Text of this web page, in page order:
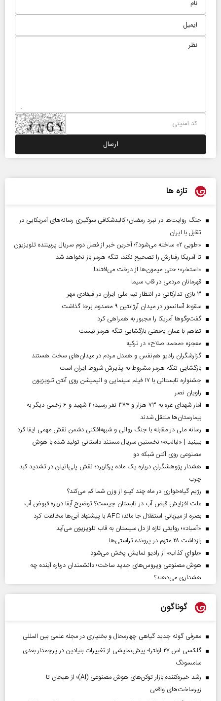
تازه ها
جنگ روایت‌ها در نبرد رمضان؛ کالبدشکافی سوگیری رسانه‌های آمریکایی در
تقابل با ایران
«طوبی ۲» ساخته می‌شود؟؛ آخرین خبر از فصل دوم سریال پربیننده تلویزیون
تا آمریکا رفتارش را تصحیح نکند، تنگه هرمز باز نخواهد شد
«استخر»‌‌؛ حتی میمون‌ها از درخت می‌افتند!
قهرمانان مردمی در قاب سیما
۳ بازی تدارکاتی در انتظار تیم ملی ایران در فیفادی مهر
سقوط آسانسور در میدان آرژانتین ۹ مصدوم برجا گذاشت
گفت‌وگوها آمریکا را مجبور به همراهی کرد
تفاهم با عمان به‌معنی بازگشایی تنگه هرمز نیست
معجزه «محمد صلاح» در ترکیه
گزارشگران رادیو هم‌نفس و همدل مردم در میدان‌های سخت هستند
بازگشایی تنگه هرمز مشروط به پذیرش شروط ایران است
جشنواره تابستانی با ۱۷ فیلم سینمایی و انیمیشن روی آنتن تلویزیون
راویان نصر
آمار شهدای غزه به ۷۳ هزار و ۳۸۴ نفر رسید؛ ۲ شهید و ۶ زخمی دیگر به
بیمارستان‌ها منتقل شدند
رسانه ملی در مقابله با جنگ روانی و شبهه‌افکنی دشمن نقش مهمی ایفا کرد
ببینید | «لبالب»؛ نخستین سریال مستند داستانی تولید شده با هوش
مصنوعی روی آنتن شبکه دو
هشدار پژوهشگران درباره یک ماده پرکاربرد؛ نقش پلی‌اتیلن در تشدید کبد
چرب
رژیم گیاه‌خواری در ماه چند کیلو از وزن شما کم می‌کند؟
علت افزایش قبض آب در تابستان چیست؟ توضیح آبفا درباره قبوض آب
بصره از میزبانی استقلال جا ماند؛ AFC با پیشنهاد آبی‌ها مخالفت کرد
«آسباد»؛ روایتی تازه از دل سیستان به قاب تلویزیون می‌آید
بازداشت ۲۸ متهم در پرونده تراستی‌ها
«بلواي کذاب» از رادیو نمایش پخش می‌شود
هوش مصنوعی ویروس‌های جدید ساخت؛ دانشمندان درباره آینده چه
هشداری می‌دهند؟
گوناگون
معرفی گونه جدید گیاهی چهارمحال و بختیاری در مجله علمی بین المللی
گلکسی اس ۲۷ اولترا؛ پیش‌نمایشی از تغییرات بنیادین در پرچمدار بعدی
سامسونگ
رشد خیره‌کننده بازار توکن‌های هوش مصنوعی (AI)؛ از هیجان تا
زیرساخت‌های واقعی